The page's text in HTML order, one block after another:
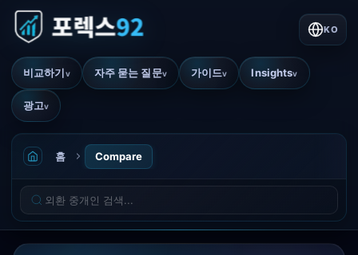
비교하기v 자주 묻는 질문v 가이드v Insightsv
광고v
KO
홈 Compare